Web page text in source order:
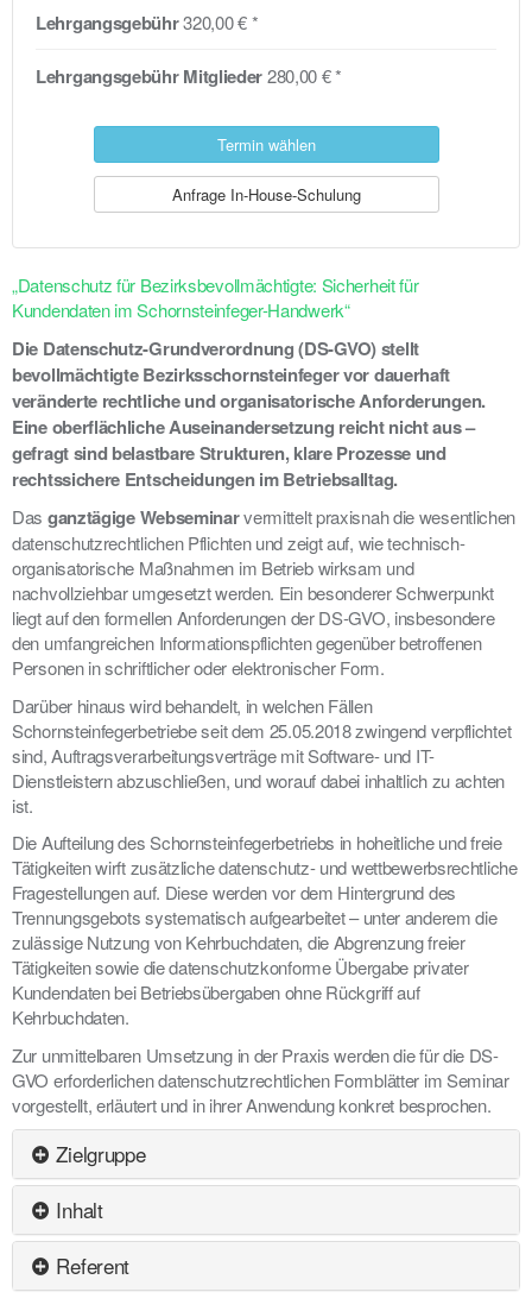
Lehrgangsgebühr320,00 € *
Lehrgangsgebühr Mitglieder280,00 € *
Termin wählen
Anfrage In-House-Schulung
„Datenschutz für Bezirksbevollmächtigte: Sicherheit für
Kundendaten im Schornsteinfeger-Handwerk“
Die Datenschutz-Grundverordnung (DS-GVO) stellt
bevollmächtigte Bezirksschornsteinfeger vor dauerhaft
veränderte rechtliche und organisatorische Anforderungen.
Eine oberflächliche Auseinandersetzung reicht nicht aus –
gefragt sind belastbare Strukturen, klare Prozesse und
rechtssichere Entscheidungen im Betriebsalltag.
Das ganztägige Webseminarvermittelt praxisnah die wesentlichen
datenschutzrechtlichen Pflichten und zeigt auf, wie technisch-
organisatorische Maßnahmen im Betrieb wirksam und
nachvollziehbar umgesetzt werden. Ein besonderer Schwerpunkt
liegt auf den formellen Anforderungen der DS-GVO, insbesondere
den umfangreichen Informationspflichten gegenüber betroffenen
Personen in schriftlicher oder elektronischer Form.
Darüber hinaus wird behandelt, in welchen Fällen
Schornsteinfegerbetriebe seit dem 25.05.2018 zwingend verpflichtet
sind, Auftragsverarbeitungsverträge mit Software- und IT-
Dienstleistern abzuschließen, und worauf dabei inhaltlich zu achten
ist.
Die Aufteilung des Schornsteinfegerbetriebs in hoheitliche und freie
Tätigkeiten wirft zusätzliche datenschutz- und wettbewerbsrechtliche
Fragestellungen auf. Diese werden vor dem Hintergrund des
Trennungsgebots systematisch aufgearbeitet – unter anderem die
zulässige Nutzung von Kehrbuchdaten, die Abgrenzung freier
Tätigkeiten sowie die datenschutzkonforme Übergabe privater
Kundendaten bei Betriebsübergaben ohne Rückgriff auf
Kehrbuchdaten.
Zur unmittelbaren Umsetzung in der Praxis werden die für die DS-
GVO erforderlichen datenschutzrechtlichen Formblätter im Seminar
vorgestellt, erläutert und in ihrer Anwendung konkret besprochen.
Zielgruppe
Inhalt
Referent